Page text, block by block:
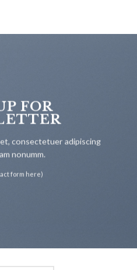
FOR
consectetuer adipiscing
nonumm.
form here)